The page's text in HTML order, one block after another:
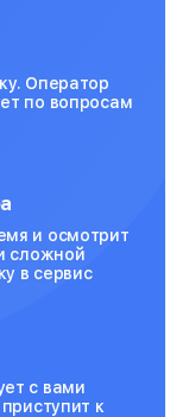
Оператор
по вопросам
и осмотрит
сложной
в сервис
с вами
к